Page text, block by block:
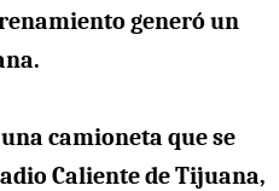
generó un
camioneta que se
Caliente de Tijuana,